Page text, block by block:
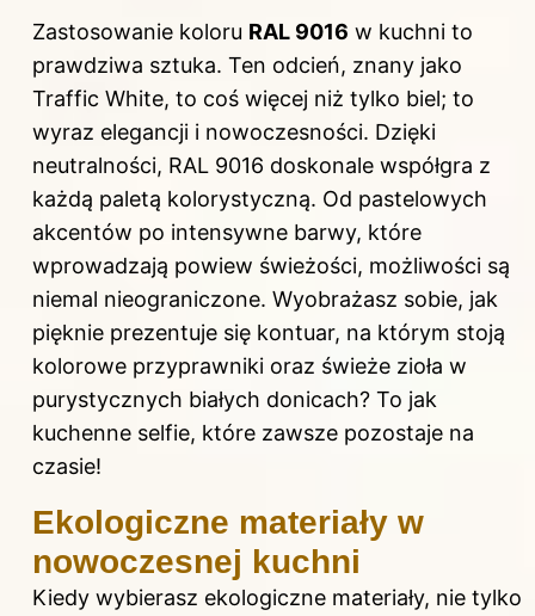
Zastosowanie koloru RAL 9016 w kuchni to
prawdziwa sztuka. Ten odcień, znany jako
Traffic White, to coś więcej niż tylko biel; to
wyraz elegancji i nowoczesności. Dzięki
neutralności, RAL 9016 doskonale współgra z
każdą paletą kolorystyczną. Od pastelowych
akcentów po intensywne barwy, które
wprowadzają powiew świeżości, możliwości są
niemal nieograniczone. Wyobrażasz sobie, jak
pięknie prezentuje się kontuar, na którym stoją
kolorowe przyprawniki oraz świeże zioła w
purystycznych białych donicach? To jak
kuchenne selfie, które zawsze pozostaje na
czasie!
Ekologiczne materiały w
nowoczesnej kuchni
Kiedy wybierasz ekologiczne materiały, nie tylko